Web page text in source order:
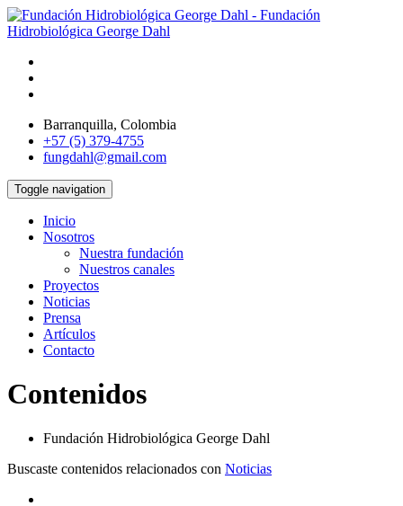
Barranquilla, Colombia
+57 (5) 379-4755
fungdahl@gmail.com
Toggle navigation
Inicio
Nosotros
Nuestra fundación
Nuestros canales
Proyectos
Noticias
Prensa
Artículos
Contacto
Contenidos
Fundación Hidrobiológica George Dahl
Buscaste contenidos relacionados con Noticias